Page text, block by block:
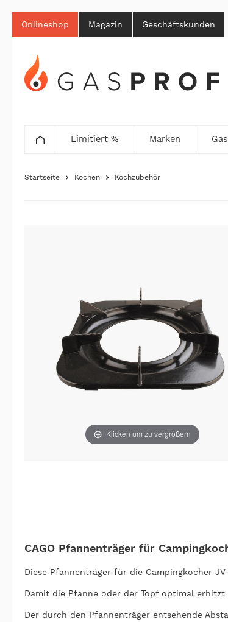
Onlineshop Magazin Geschäftskunden
Limitiert % Marken
Startseite Kochen Kochzubehör
Klicken um zu vergrößern
CAGO Pfannenträger für
Diese Pfannenträger für die Campingkocher
Damit die Pfanne oder der Topf optimal
Der durch den Pfannenträger entsehende